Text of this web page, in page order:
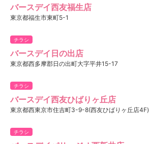
バースデイ西友福生店
東京都福生市東町5-1
チラシ
バースデイ日の出店
東京都西多摩郡日の出町大字平井15-17
チラシ
バースデイ西友ひばりヶ丘店
東京都西東京市住吉町3-9-8(西友ひばりヶ丘店4F)
チラシ